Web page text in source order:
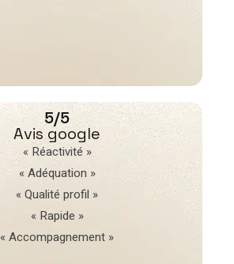
5/5
Avis google
« Réactivité »
« Adéquation »
« Qualité profil »
« Rapide »
« Accompagnement »